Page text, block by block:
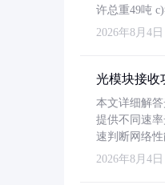
许总重49吨
2026年8月4日
光模块接收
本文详细解
提供不同速
速判断网络性
2026年8月4日